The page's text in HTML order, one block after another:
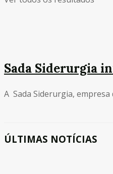
Sada Siderurgia
A Sada Siderurgia,
ÚLTIMAS NOTÍCIAS